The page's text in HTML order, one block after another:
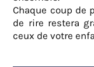
Chaque coup de
de rire restera
ceux de votre